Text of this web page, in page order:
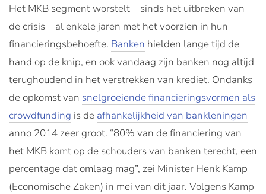
Het MKB segment worstelt – sinds het uitbreken van
de crisis – al enkele jaren met het voorzien in hun
financieringsbehoefte. Banken hielden lange tijd de
hand op de knip, en ook vandaag zijn banken nog altijd
terughoudend in het verstrekken van krediet. Ondanks
de opkomst van snelgroeiende financieringsvormen als
crowdfunding is de afhankelijkheid van bankleningen
anno 2014 zeer groot. “80% van de financiering van
het MKB komt op de schouders van banken terecht, een
percentage dat omlaag mag”, zei Minister Henk Kamp
(Economische Zaken) in mei van dit jaar. Volgens Kamp